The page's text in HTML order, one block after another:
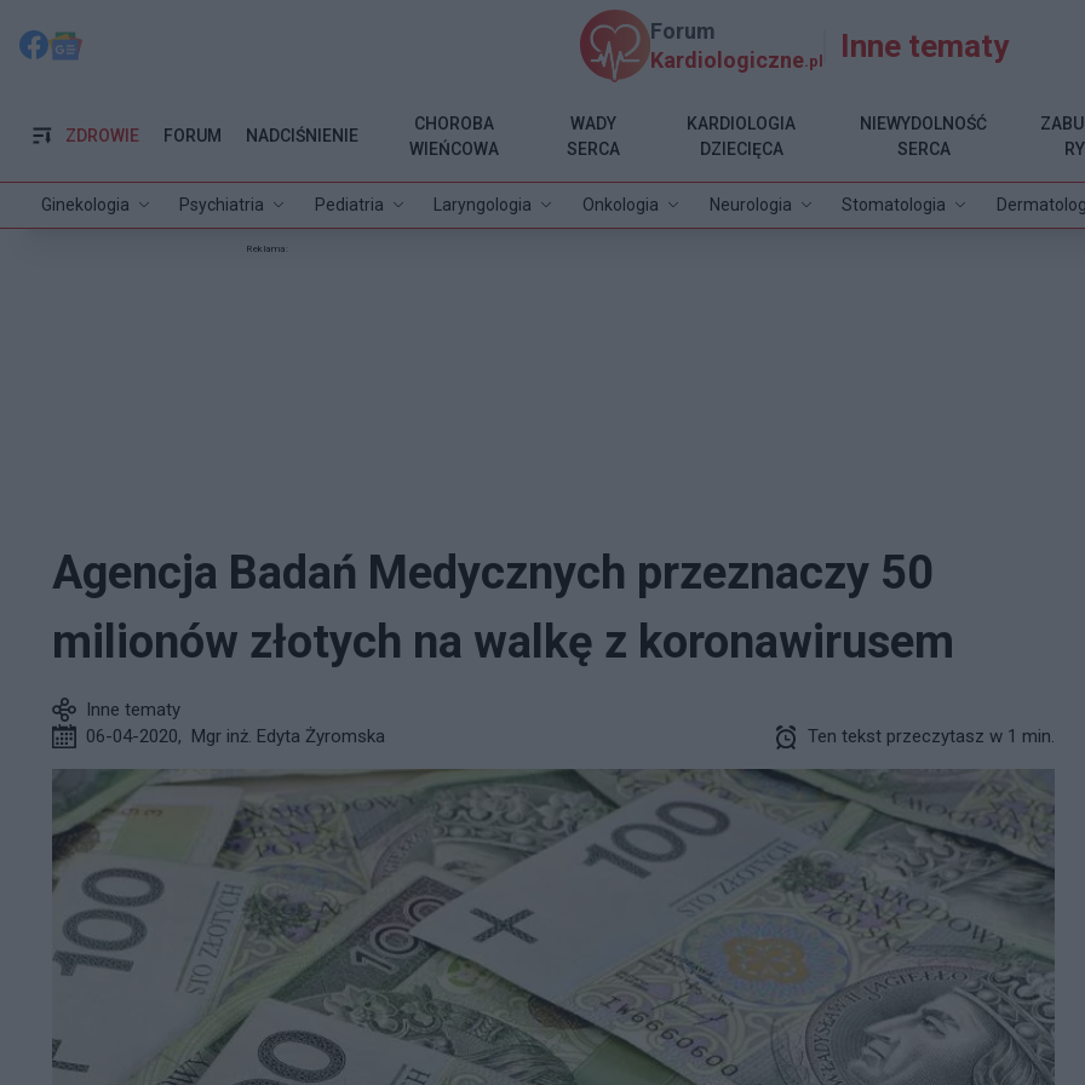
Forum
Kardiologiczne.pl Inne tematy
ZDROWIE
Ginekologia Psychiatria Pediatria Laryngologia Onkologia Neurologia Stomatologia
FORUM NADCIŚNIENIE
CHOROBA
WIEŃCOWA
WADY
SERCA
KARDIOLOGIA
DZIECIĘCA
NIEWYDOLNOŚĆ
SERCA
Reklama:
Agencja Badań Medycznych przeznaczy 50
milionów złotych na walkę z koronawirusem
Inne tematy
06-04-2020, Mgr inż. Edyta Żyromska Ten tekst przeczytasz w 1 min.